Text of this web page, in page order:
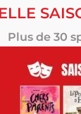
POULE
Plus de 30